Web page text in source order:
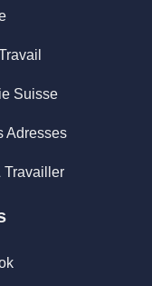
Suisse
Adresses
Travailler